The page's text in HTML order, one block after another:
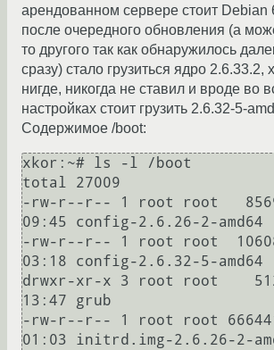
арендованном сервере стоит Debian
после очередного обновления (а
то другого так как обнаружилось
сразу) стало грузиться ядро 2.6.33.2,
нигде, никогда не ставил и вроде во
настройках стоит грузить 2.6.32-5-
Содержимое /boot:
xkor:~# ls -l /boot
total 27009
-rw-r--r-- 1 root root
09:45 config-2.6.26-2-amd64
-rw-r--r-- 1 root root
03:18 config-2.6.32-5-amd64
drwxr-xr-x 3 root root
13:47 grub
-rw-r--r-- 1 root root
01:03 initrd.img-2.6.26-2-